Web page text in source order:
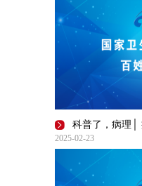
2025-02-23